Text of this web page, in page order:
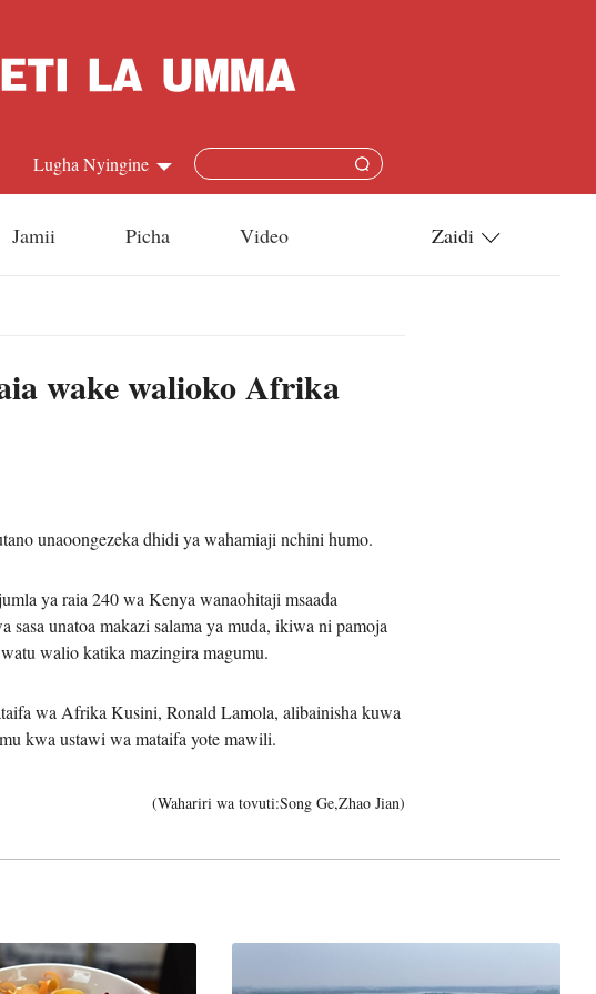
Lugha Nyingine
Français
عربي
한국어
Deutsch
Português
Ελληνικά
Jamii Picha Video Zaidi
wake walioko Afrika
unaoongezeka dhidi ya wahamiaji nchini humo.
ya raia 240 wa Kenya wanaohitaji msaada
unatoa makazi salama ya muda, ikiwa ni pamoja
walio katika mazingira magumu.
wa Afrika Kusini, Ronald Lamola, alibainisha kuwa
kwa ustawi wa mataifa yote mawili.
(Wahariri wa tovuti:Song Ge,Zhao Jian)